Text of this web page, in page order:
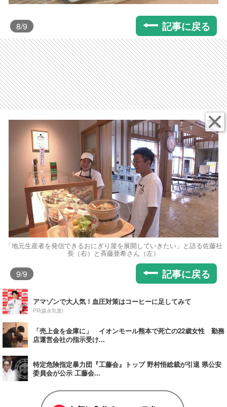
8/9 記事に戻る
「地元生産者を発信できるおにぎり屋を展開していきたい」と語る佐藤社
長（右）と斉藤亜希さん（左）
9/9 記事に戻る
アマゾンで大人気！血圧対策はコーヒーに足してみて
PR(森永乳業)
「売上金を金庫に」 イオンモール熊本で死亡の22歳女性 勤務
店運営会社の指示受け...
特定危険指定暴力団『工藤会』トップ 野村悟総裁が引退 県公安
委員会が公示 工藤会...